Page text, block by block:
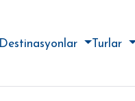
Destinasyonlar Turlar